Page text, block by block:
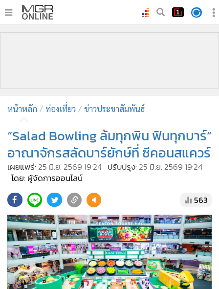
• บันเทิง
คอลัมนิสต์
• ละคร
CbizReview
• ผู้จัดกวน
• Good health & Well-being
• Green Innovation & SD
• Management & HR
• MGR Live
• Infographic
หน้าหลัก ท่องเที่ยว ข่าวประชาสัมพันธ์
“Salad Bowling ล้มทุกพิน ฟินทุกบาร์”
อาณาจักรสลัดบาร์ยักษ์ที่ ซีคอนสแควร์
เผยแพร่: 25 มิ.ย. 2569 19:24 ปรับปรุง: 25 มิ.ย. 2569 19:24
โดย: ผู้จัดการออนไลน์
563